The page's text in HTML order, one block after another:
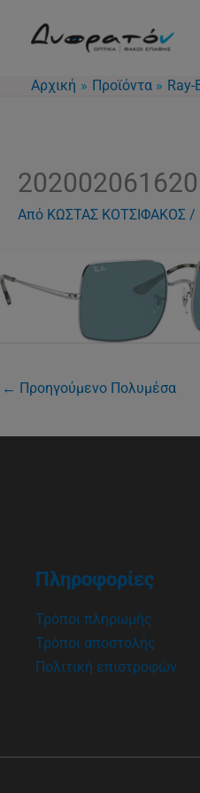
Αρχική
Προϊόντα
Από ΚΩΣΤΑΣ ΚΟΤΣΙΦΑΚΟΣ /
← Προηγούμενο Πολυμέσα
Πληροφορίες
Τρόποι πληρωμής
Τρόποι αποστολής
Πολιτική επιστροφών